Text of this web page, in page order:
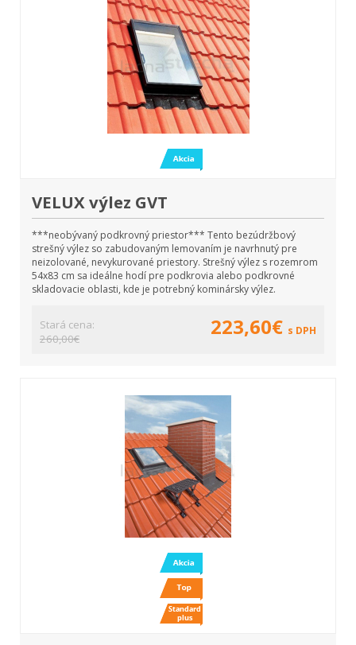
VELUX výlez GVT
***neobývaný podkrovný priestor*** Tento bezúdržbový
strešný výlez so zabudovaným lemovaním je navrhnutý pre
neizolované, nevykurované priestory. Strešný výlez s rozemrom
54x83 cm sa ideálne hodí pre podkrovia alebo podkrovné
skladovacie oblasti, kde je potrebný kominársky výlez.
Stará cena:
260,00€
223,60€ s DPH